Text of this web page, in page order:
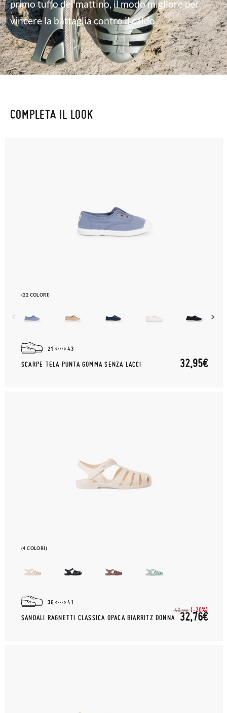
primo tuffo del mattino, il modo migliore per
vincere la battaglia contro il caldo.
COMPLETA IL LOOK
(22 COLORI)
21 43
SCARPE TELA PUNTA GOMMA SENZA LACCI 32,95€
(4 COLORI)
36 41
SANDALI RAGNETTI CLASSICA OPACA BIARRITZ DONNA
40,95€ (-20%)
32,76€